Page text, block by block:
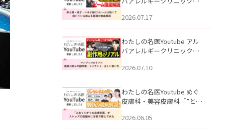
跡にVビームは効く？向いて
説」を公開いたしました。
2026.07.17
わたしの名医Youtube アル
バアレルギークリニック札
医師が明かす副作用・リバ
公開いたしました。
2026.07.10
わたしの名医Youtube めぐ
皮膚科・美容皮膚科「”とお
ッズの肌悩みに本気で答え
2026.06.05